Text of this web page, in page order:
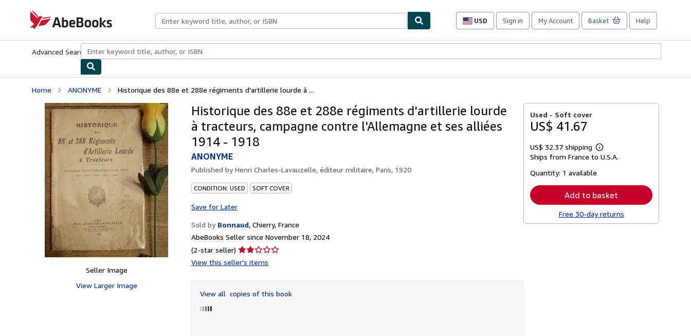
AbeBooks.com
USD
Site
preferences
Sign in My Account Basket Help
Advanced Search Browse CollectionsRare BooksArt & Collectibles
Home ANONYME Historique des 88e et 288e régiments d'artillerie lourde à ...
Seller Image
View Larger Image
Historique des 88e et 288e régiments d'artillerie lourde
à tracteurs, campagne contre l'Allemagne et ses alliées
1914 - 1918
ANONYME
Published byHenri Charles-Lavauzelle, éditeur militaire, Paris, 1920
CONDITION: USED SOFT COVER
Save for Later
Sold by Bonnaud, Chierry, France
AbeBooks Seller since November 18, 2024
(2-star seller) Seller
rating
of
5
View this seller's items
View all copies of this book
Used - Soft cover
US$ 41.67
US$ 32.37 shipping
Learn
more
Ships from France to U.S.A.
Quantity: 1 available
Add to basket
Free 30-day returns